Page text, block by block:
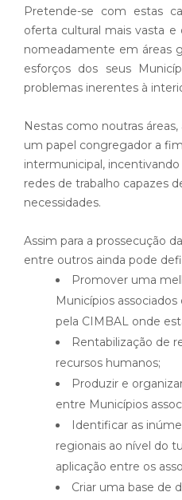
Pretende-se com estas
oferta cultural mais vasta e
nomeadamente em áreas
esforços dos seus
problemas inerentes à
Nestas como noutras
um papel congregador a
intermunicipal,
redes de trabalho capazes
necessidades.
Assim para a prossecução
entre outros ainda pode
Promover uma
Municípios
pela CIMBAL onde
Rentabilização de
recursos humanos;
Produzir e
entre Municípios
Identificar as
regionais ao nível do
aplicação entre os
Criar uma base de